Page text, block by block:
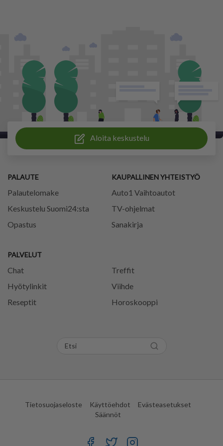
Aloita keskustelu
PALAUTE
Palautelomake
Keskustelu Suomi24:sta
Opastus
PALVELUT
Chat
Treffit
Hyötylinkit
Viihde
Reseptit
Horoskooppi
KAUPALLINEN YHTEISTYÖ
Auto1 Vaihtoautot
TV-ohjelmat
Sanakirja
Tietosuojaseloste Käyttöehdot
Evästeasetukset
Säännöt